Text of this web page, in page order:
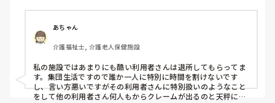
風呂の順番が遅い、臥床の順番が遅い、口腔ケアに連れて行
くのに時間がかかる、移乗の際少しでも衝撃があると"痛〜
い"と声をあげる、大してウロバックに溜まってないのに捨
てろと言うなどなど…
そんなことでも？と思われるかもしれませんが本当に毎日文
句を言っています。
その方の移乗は3人でやらなきゃいけないのですが（タオル
あちゃん
介護福祉士, 介護老人保健施設
私の施設ではあまりにも酷い利用者さんは退所してもらってま
す。集団生活ですので誰か一人に特別に時間を割けないです
し、言い方悪いですがその利用者さんに特別扱いのようなこと
をして他の利用者さん何人もからクレームが出るのと天秤にか